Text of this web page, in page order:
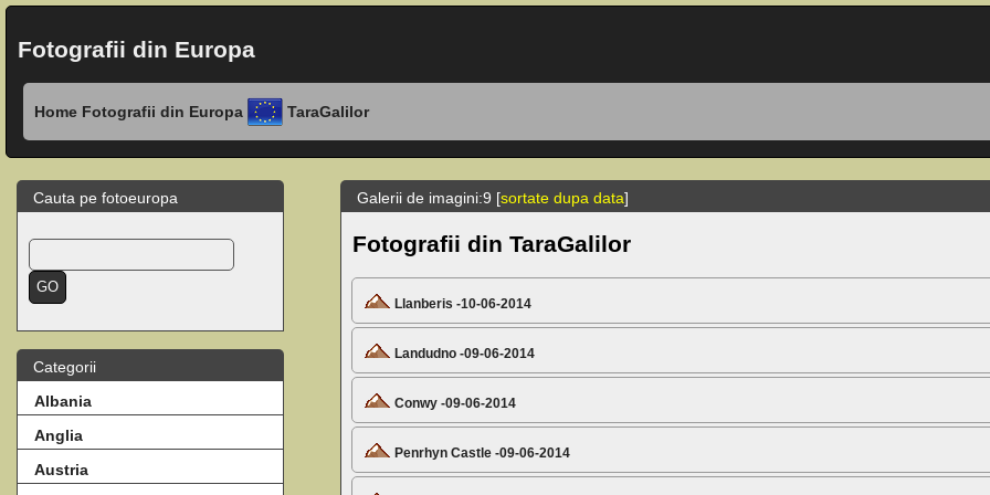
Fotografii din Europa
Home Fotografii din Europa TaraGalilor
Cauta pe fotoeuropa
Categorii
Albania
Anglia
Austria
Galerii de imagini:9 [sortate dupa data]
Fotografii din TaraGalilor
Llanberis -10-06-2014
Landudno -09-06-2014
Conwy -09-06-2014
Penrhyn Castle -09-06-2014